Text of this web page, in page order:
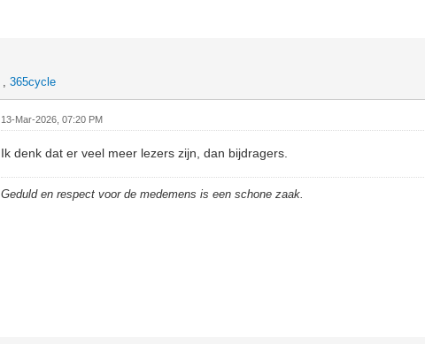
,365cycle
13-Mar-2026, 07:20 PM
Ik denk dat er veel meer lezers zijn, dan bijdragers.
Geduld en respect voor de medemens is een schone zaak.